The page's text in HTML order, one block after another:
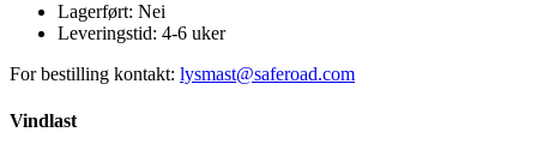
Lagerført: Nei
Leveringstid: 4-6 uker
For bestilling kontakt: lysmast@saferoad.com
Vindlast